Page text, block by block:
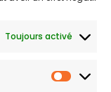
Toujours activé
de référence sur